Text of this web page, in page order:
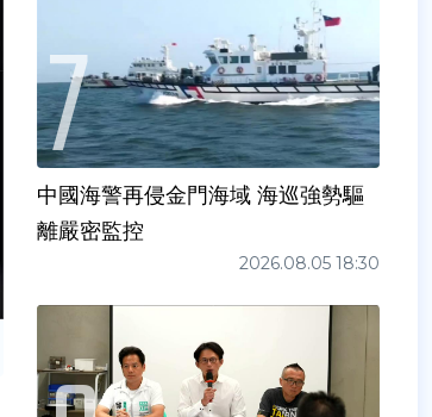
中國海警再侵金門海域 海巡強勢驅
離嚴密監控
2026.08.05 18:30